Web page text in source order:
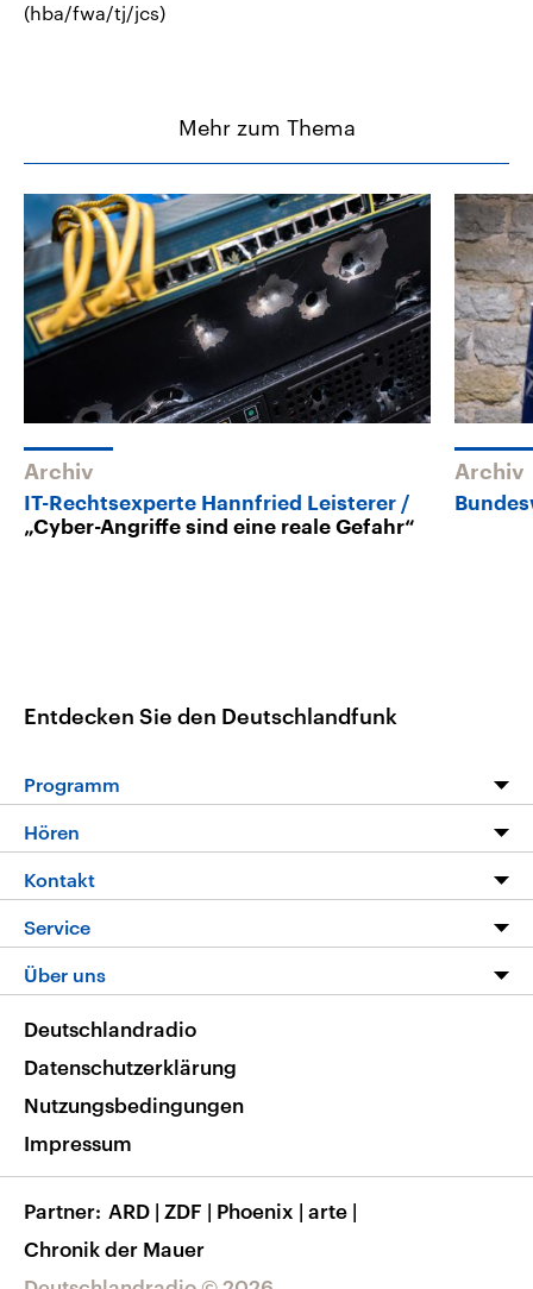
(hba/fwa/tj/jcs)
Mehr zum Thema
Archiv
IT-Rechtsexperte Hannfried Leisterer
„Cyber-Angriffe sind eine reale Gefahr“
Archiv
Entdecken Sie den Deutschlandfunk
Programm
Programm
Die Nachrichten
Nachrichtenleicht
Neue Beiträge auf dlf.de
Hören
Livestream
Podcasts
Deutschlandfunk App
Nachrichten App
Frequenzen
Kontakt
Hörerservice
Service
FAQ
Veranstaltungen
Musikliste
RSS
Über uns
Barrierefreiheit
Deutschlandradio
Datenschutzerklärung
Nutzungsbedingungen
Impressum
Partner ARD | ZDF | Phoenix | arte |
Chronik der Mauer